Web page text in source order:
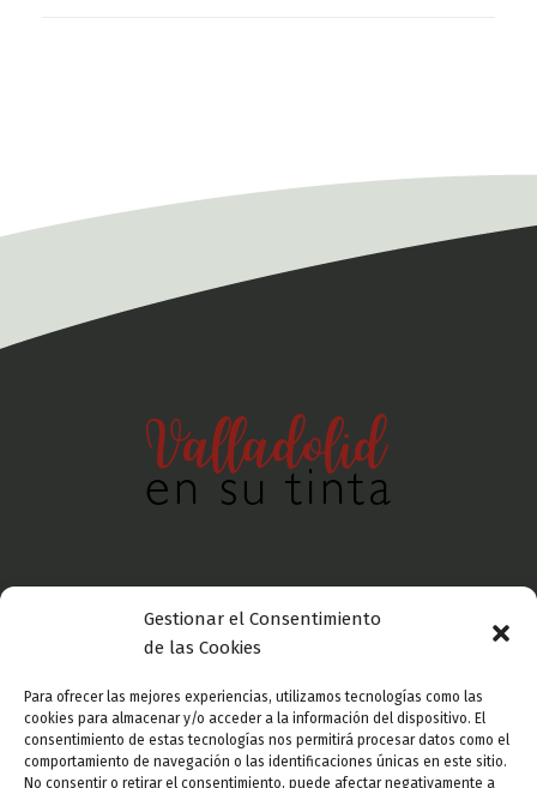
Gestionar el Consentimiento
de las Cookies
Para ofrecer las mejores experiencias, utilizamos tecnologías como las
cookies para almacenar y/o acceder a la información del dispositivo. El
consentimiento de estas tecnologías nos permitirá procesar datos como el
comportamiento de navegación o las identificaciones únicas en este sitio.
No consentir o retirar el consentimiento, puede afectar negativamente a
Política de privacidad
Aviso legal